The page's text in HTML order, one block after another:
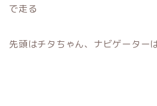
で走る
先頭はチタちゃん、ナビゲーター